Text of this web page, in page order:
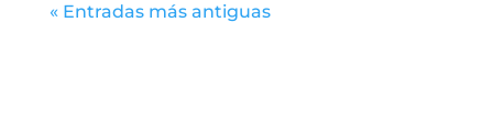
« Entradas más antiguas